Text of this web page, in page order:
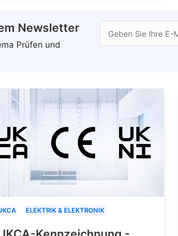
Newsletter
Prüfen und
Geben Sie Ihre E-
ELEKTRIK & ELEKTRONIK